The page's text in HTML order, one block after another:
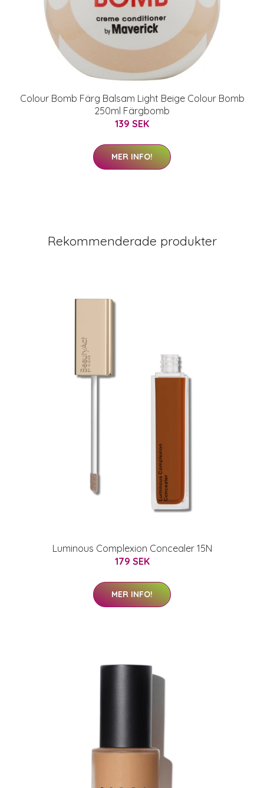
Colour Bomb Färg Balsam Light Beige Colour Bomb
250ml Färgbomb
139 SEK
MER INFO!
Rekommenderade produkter
Luminous Complexion Concealer 15N
179 SEK
MER INFO!